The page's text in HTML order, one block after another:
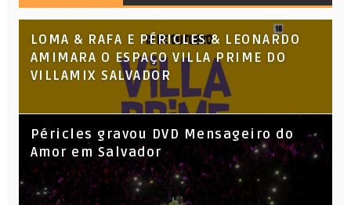
LOMA & RAFA E PÉRICLES & LEONARDO
AMIMARA O ESPAÇO VILLA PRIME DO
VILLAMIX SALVADOR
Péricles gravou DVD Mensageiro do
Amor em Salvador